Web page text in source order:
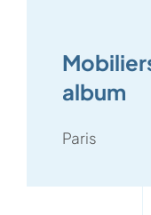
album
Paris